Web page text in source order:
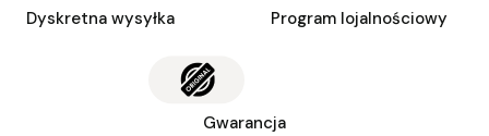
Dyskretna wysyłka Program lojalnościowy
Gwarancja